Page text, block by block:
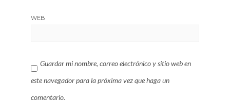
WEB
Guardar mi nombre, correo electrónico y sitio web en
este navegador para la próxima vez que haga un
comentario.